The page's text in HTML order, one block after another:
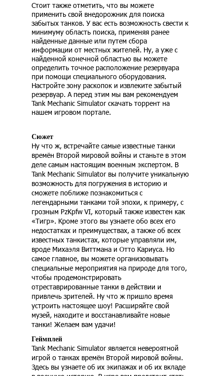
Стоит также отметить, что вы можете
применить свой внедорожник для поиска
забытых танков. У вас есть возможность свести к
минимуму область поиска, применяя ранее
найденные данные или путем сбора
информации от местных жителей. Ну, а уже с
найденной конечной областью вы можете
определить точное расположение резервуара
при помощи специального оборудования.
Настройте зону раскопок и извлеките забытый
резервуар. А перед этим мы вам рекомендуем
Tank Mechanic Simulator скачать торрент на
нашем игровом портале.
Сюжет
Ну что ж, встречайте самые известные танки
времён Второй мировой войны и станьте в этом
деле самым настоящим военным экспертом. В
Tank Mechanic Simulator вы получите уникальную
возможность для погружения в историю и
сможете поближе познакомиться с
легендарными танками той эпохи, к примеру, с
грозным PzKpfw VI, который также известен как
«Тигр». Кроме этого вы узнаете обо всех его
недостатках и преимуществах, а также об всех
известных танкистах, которые управляли им,
вроде Михаэля Виттмана и Отто Кариуса. Но
самое главное, вы можете организовывать
специальные мероприятия на природе для того,
чтобы продемонстрировать
отреставрированные танки в действии и
привлечь зрителей. Ну что ж пришло время
устроить настоящее шоу! Расширяйте свой
музей, находите и восстанавливайте новые
танки! Желаем вам удачи!
Геймплей
Tank Mechanic Simulator является невероятной
игрой о танках времён Второй мировой войны.
Здесь вы узнаете об их экипажах и об их вкладе